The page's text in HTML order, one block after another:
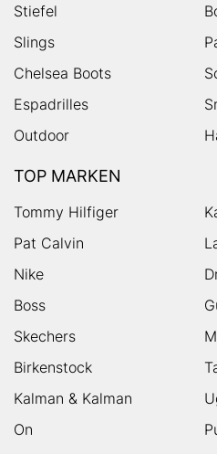
Stiefel
Slings
Chelsea Boots
Espadrilles
Outdoor
TOP MARKEN
Tommy Hilfiger
Pat Calvin
Nike
Boss
Skechers
Birkenstock
Kalman & Kalman
On